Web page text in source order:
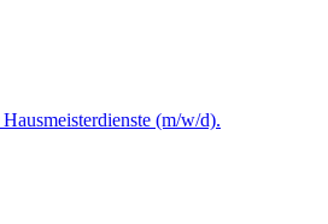
(m/w/d).